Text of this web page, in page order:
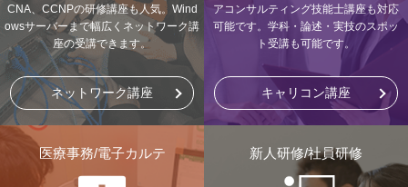
CNA、CCNPの研修講座も人気。Wind
owsサーバーまで幅広くネットワーク講
座の受講できます。
ネットワーク講座
アコンサルティング技能士講座も対応
可能です。学科・論述・実技のスポッ
ト受講も可能です。
キャリコン講座
医療事務/電子カルテ 新人研修/社員研修